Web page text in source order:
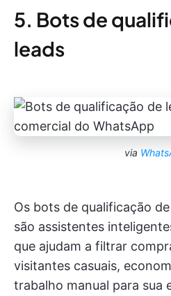
5. Bots de
leads
via
Os bots de qualificação
são assistentes
que ajudam a filtrar
visitantes casuais,
trabalho manual para sua